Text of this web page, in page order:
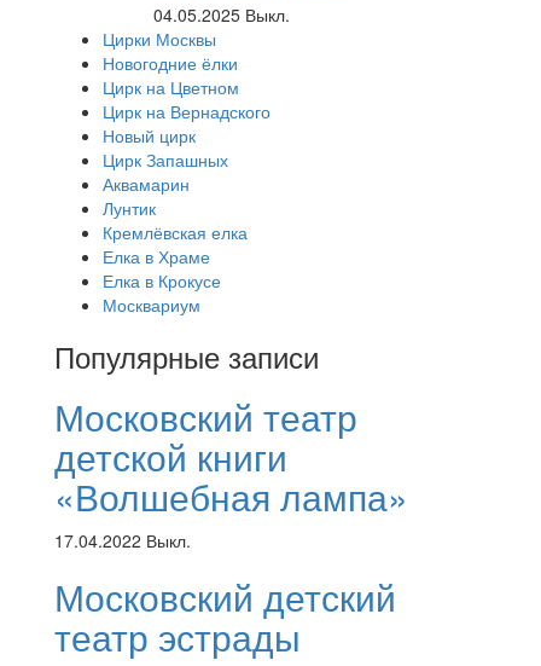
04.05.2025 Выкл.
Цирки Москвы
Новогодние ёлки
Цирк на Цветном
Цирк на Вернадского
Новый цирк
Цирк Запашных
Аквамарин
Лунтик
Кремлёвская елка
Елка в Храме
Елка в Крокусе
Москвариум
Популярные записи
Московский театр
детской книги
«Волшебная лампа»
17.04.2022 Выкл.
Московский детский
театр эстрады